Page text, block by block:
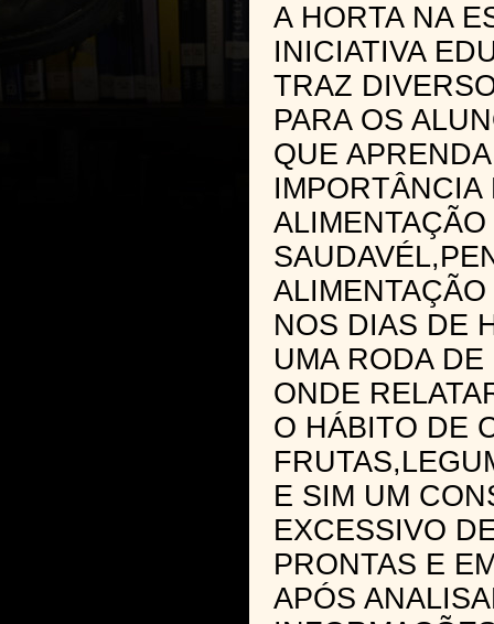
A HORTA NA
INICIATIVA
TRAZ
PARA OS
QUE
IMPORTÂNCIA
ALIMENTAÇÃO
NOS DIAS DE
UMA RODA
ONDE
O HÁBITO DE
E SIM UM
EXCESSIVO
PRONTAS E
APÓS